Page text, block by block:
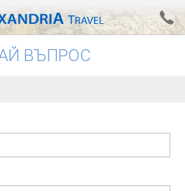
Проверка на резервация
ВЪПРОС